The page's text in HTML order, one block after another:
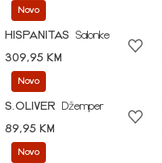
Novo
HISPANITAS
Salonke
309,95 KM
Novo
S.OLIVER
Džemper
89,95 KM
Novo